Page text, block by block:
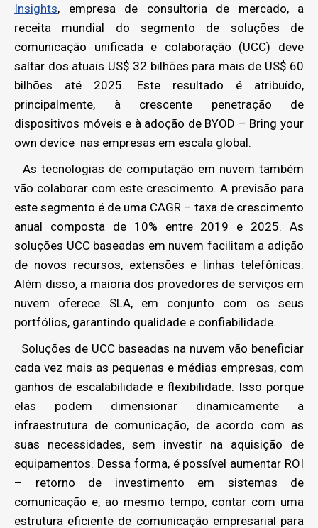
Insights, empresa de consultoria de mercado, a
receita mundial do segmento de soluções de
comunicação unificada e colaboração (UCC) deve
saltar dos atuais US$ 32 bilhões para mais de US$ 60
bilhões até 2025. Este resultado é atribuído,
principalmente, à crescente penetração de
dispositivos móveis e à adoção de BYOD – Bring your
own device nas empresas em escala global.
As tecnologias de computação em nuvem também
vão colaborar com este crescimento. A previsão para
este segmento é de uma CAGR – taxa de crescimento
anual composta de 10% entre 2019 e 2025. As
soluções UCC baseadas em nuvem facilitam a adição
de novos recursos, extensões e linhas telefônicas.
Além disso, a maioria dos provedores de serviços em
nuvem oferece SLA, em conjunto com os seus
portfólios, garantindo qualidade e confiabilidade.
Soluções de UCC baseadas na nuvem vão beneficiar
cada vez mais as pequenas e médias empresas, com
ganhos de escalabilidade e flexibilidade. Isso porque
elas podem dimensionar dinamicamente a
infraestrutura de comunicação, de acordo com as
suas necessidades, sem investir na aquisição de
equipamentos. Dessa forma, é possível aumentar ROI
– retorno de investimento em sistemas de
comunicação e, ao mesmo tempo, contar com uma
estrutura eficiente de comunicação empresarial para